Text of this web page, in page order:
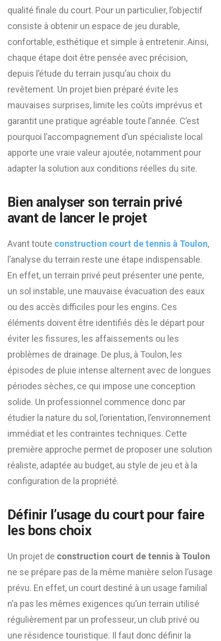
qualité finale du court. Pour un particulier, l’objectif
consiste à obtenir un espace de jeu durable,
confortable, esthétique et simple à entretenir. Ainsi,
chaque étape doit être pensée avec précision,
depuis l’étude du terrain jusqu’au choix du
revêtement. Un projet bien préparé évite les
mauvaises surprises, limite les coûts imprévus et
garantit une pratique agréable toute l’année. C’est
pourquoi l’accompagnement d’un spécialiste local
apporte une vraie valeur ajoutée, notamment pour
adapter la solution aux conditions réelles du site.
Bien analyser son terrain privé
avant de lancer le projet
Avant toute construction court de tennis à Toulon,
l’analyse du terrain reste une étape indispensable.
En effet, un terrain privé peut présenter une pente,
un sol instable, une mauvaise évacuation des eaux
ou des accès difficiles pour les engins. Ces
éléments doivent être identifiés dès le départ pour
éviter les fissures, les affaissements ou les
problèmes de drainage. De plus, à Toulon, les
épisodes de pluie intense alternent avec de longues
périodes sèches, ce qui impose une conception
solide. Un professionnel commence donc par
étudier la nature du sol, l’orientation, l’environnement
immédiat et les contraintes techniques. Cette
première approche permet de proposer une solution
réaliste, adaptée au budget, au style de jeu et à la
configuration de la propriété.
Définir l’usage du court pour faire
les bons choix
Un projet de construction court de tennis à Toulon
ne se prépare pas de la même manière selon l’usage
prévu. En effet, un court destiné à un usage familial
n’a pas les mêmes exigences qu’un terrain utilisé
régulièrement par un professeur, un club privé ou
une résidence touristique. Il faut donc définir la